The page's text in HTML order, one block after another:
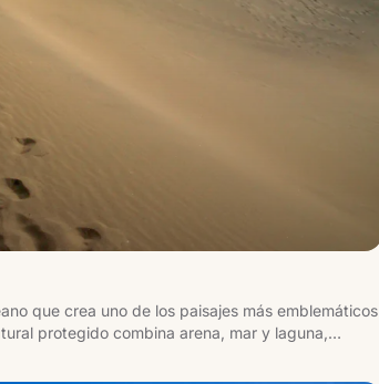
que crea uno de los paisajes más emblemáticos
protegido combina arena, mar y laguna,